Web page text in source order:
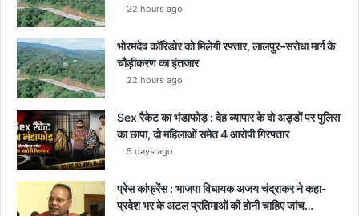
22 hours ago
भोरमदेव कॉरिडोर को मिलेगी रफ्तार, लालपुर–सरोधा मार्ग के
चौड़ीकरण का इंतजार
22 hours ago
Sex रैकेट का भंडाफोड़ : देह व्यापार के दो अड्डों पर पुलिस
का छापा, दो महिलाओं समेत 4 आरोपी गिरफ्तार
5 days ago
प्रेस कांफ्रेंस : भाजपा विधायक अजय चंद्राकर ने कहा-
प्रदेश भर के अटल प्रतिमाओं की होनी चाहिए जांच…